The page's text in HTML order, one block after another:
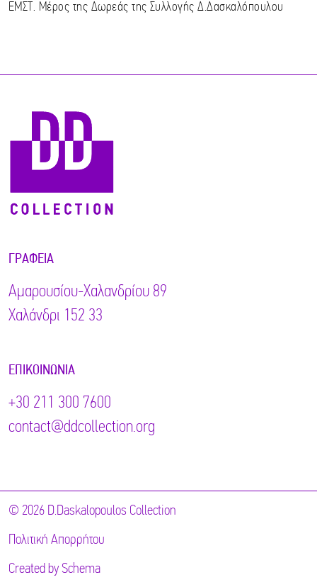
ΕΜΣΤ. Μέρος της Δωρεάς της Συλλογής Δ.Δασκαλόπουλου
ΓΡΑΦΕΊΑ
Αμαρουσίου-Χαλανδρίου 89
Χαλάνδρι 152 33
ΕΠΙΚΟΙΝΩΝΊΑ
+30 211 300 7600
contact@ddcollection.org
© 2026 D.Daskalopoulos Collection
Πολιτική Απορρήτου
Created by Schema